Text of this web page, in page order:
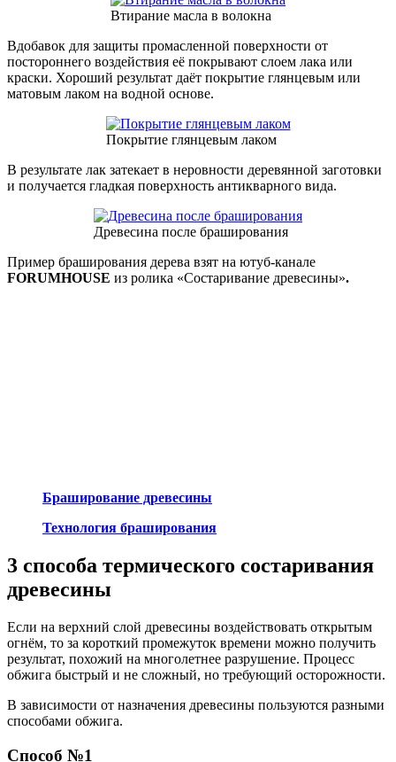
Втирание масла в волокна
Вдобавок для защиты промасленной поверхности от
постороннего воздействия её покрывают слоем лака или
краски. Хороший результат даёт покрытие глянцевым или
матовым лаком на водной основе.
Покрытие глянцевым лаком
В результате лак затекает в неровности деревянной заготовки
и получается гладкая поверхность антикварного вида.
Древесина после браширования
Пример браширования дерева взят на ютуб-канале
FORUMHOUSE из ролика «Состаривание древесины».
Браширование древесины
Технология браширования
3 способа термического состаривания
древесины
Если на верхний слой древесины воздействовать открытым
огнём, то за короткий промежуток времени можно получить
результат, похожий на многолетнее разрушение. Процесс
обжига быстрый и не сложный, но требующий осторожности.
В зависимости от назначения древесины пользуются разными
способами обжига.
Способ №1